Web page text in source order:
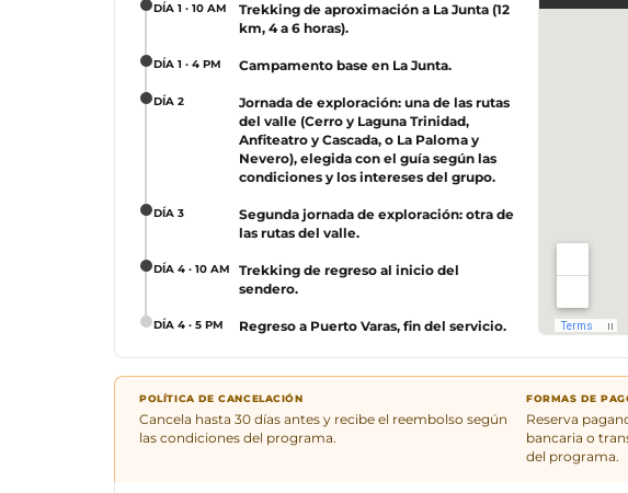
DÍA 1 · 10 AM
Trekking de aproximación a La Junta (12
km, 4 a 6 horas).
DÍA 1 · 4 PM Campamento base en La Junta.
DÍA 2
Jornada de exploración: una de las rutas
del valle (Cerro y Laguna Trinidad,
Anfiteatro y Cascada, o La Paloma y
Nevero), elegida con el guía según las
condiciones y los intereses del grupo.
DÍA 3
Segunda jornada de exploración: otra de
las rutas del valle.
DÍA 4 · 10 AM
Trekking de regreso al inicio del
sendero.
DÍA 4 · 5 PM Regreso a Puerto Varas, fin del servicio.
POLÍTICA DE CANCELACIÓN
Cancela hasta 30 días antes y recibe el reembolso según
las condiciones del programa.
FORMAS DE
Reserva
bancaria o
del programa.